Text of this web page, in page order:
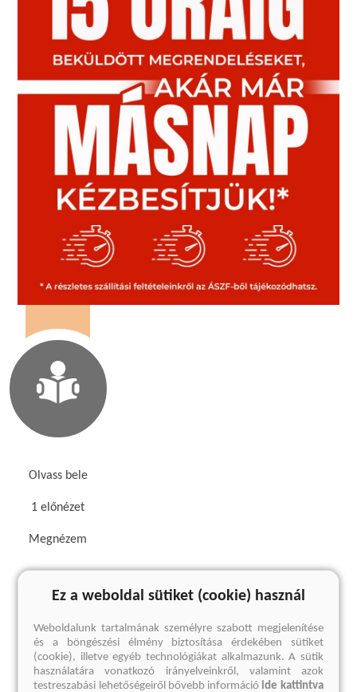
Olvass bele
1 előnézet
Megnézem
Kedvcsináló
Ez a weboldal sütiket (cookie) használ
Weboldalunk tartalmának személyre szabott megjelenítése
és a böngészési élmény biztosítása érdekében sütiket
(cookie), illetve egyéb technológiákat alkalmazunk. A sütik
használatára vonatkozó irányelveinkről, valamint azok
testreszabási lehetőségeiről bővebb információide kattintva